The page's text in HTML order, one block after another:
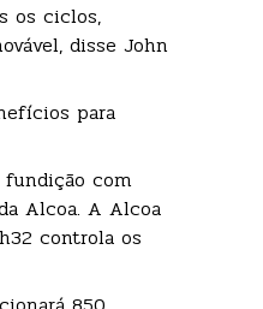
os ciclos,
disse John
para
com
Alcoa. A Alcoa
controla os